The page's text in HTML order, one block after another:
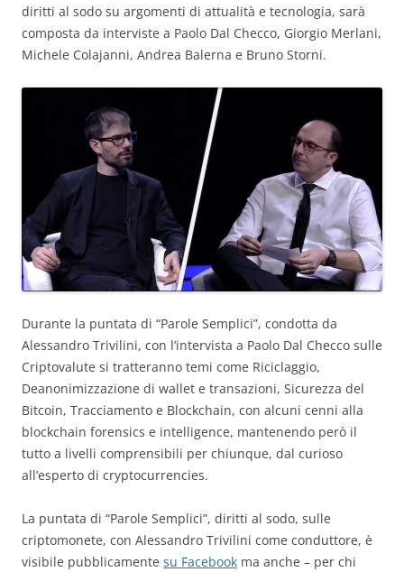
diritti al sodo su argomenti di attualità e tecnologia, sarà
composta da interviste a Paolo Dal Checco, Giorgio Merlani,
Michele Colajanni, Andrea Balerna e Bruno Storni.
Durante la puntata di “Parole Semplici”, condotta da
Alessandro Trivilini, con l’intervista a Paolo Dal Checco sulle
Criptovalute si tratteranno temi come Riciclaggio,
Deanonimizzazione di wallet e transazioni, Sicurezza del
Bitcoin, Tracciamento e Blockchain, con alcuni cenni alla
blockchain forensics e intelligence, mantenendo però il
tutto a livelli comprensibili per chiunque, dal curioso
all’esperto di cryptocurrencies.
La puntata di “Parole Semplici”, diritti al sodo, sulle
criptomonete, con Alessandro Trivilini come conduttore, è
visibile pubblicamente su Facebook ma anche – per chi